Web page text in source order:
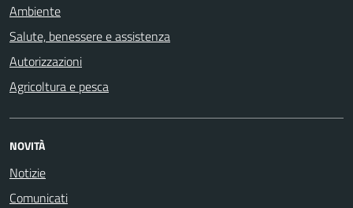
Ambiente
Salute, benessere e assistenza
Autorizzazioni
Agricoltura e pesca
NOVITÀ
Notizie
Comunicati